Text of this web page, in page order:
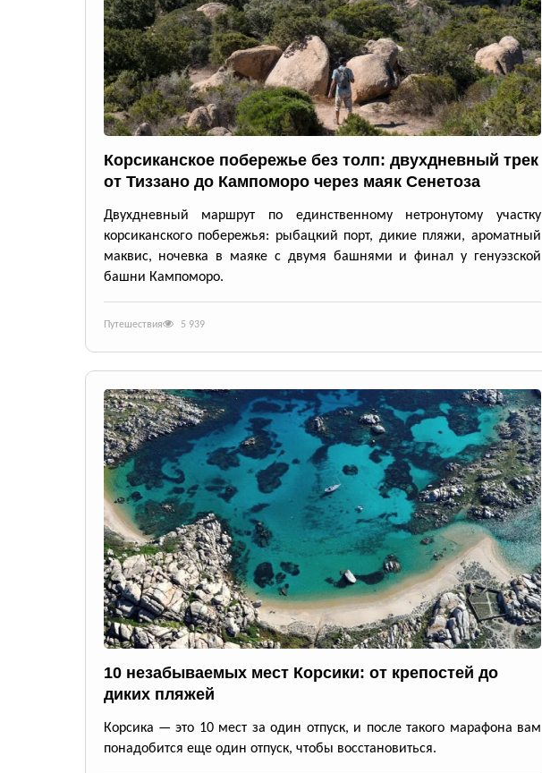
Корсиканское побережье без толп: двухдневный трек
от Тиззано до Кампоморо через маяк Сенетоза
Двухдневный маршрут по единственному нетронутому участку
корсиканского побережья: рыбацкий порт, дикие пляжи, ароматный
маквис, ночевка в маяке с двумя башнями и финал у генуэзской
башни Кампоморо.
Путешествия 5 939
10 незабываемых мест Корсики: от крепостей до
диких пляжей
Корсика — это 10 мест за один отпуск, и после такого марафона вам
понадобится еще один отпуск, чтобы восстановиться.